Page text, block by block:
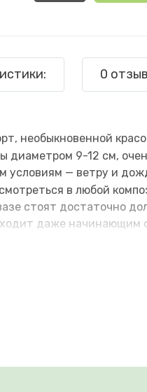
0
необыкновенной
диаметром 9-12 см,
условиям — ветру и
в любой
стоят достаточно
даже начинающим